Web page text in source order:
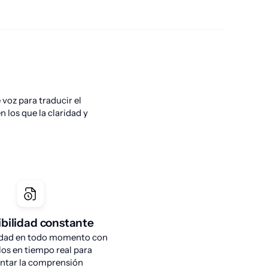
para traducir el
los que la claridad y
constante
en todo momento con
en tiempo real para
la comprensión